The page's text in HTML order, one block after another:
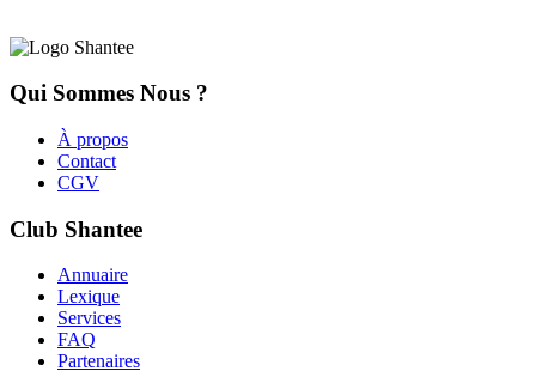
Qui Sommes Nous ?
À propos
Contact
CGV
Club Shantee
Annuaire
Lexique
Services
FAQ
Partenaires